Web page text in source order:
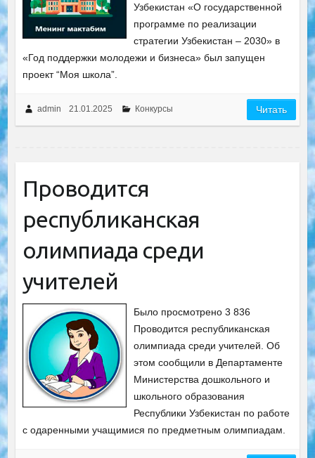
Узбекистан «О государственной
программе по реализации
стратегии Узбекистан – 2030» в
«Год поддержки молодежи и бизнеса» был запущен
проект “Моя школа”.
admin 21.01.2025 Конкурсы Читать
Проводится
республиканская
олимпиада среди
учителей
Было просмотрено 3 836
Проводится республиканская
олимпиада среди учителей. Об
этом сообщили в Департаменте
Министерства дошкольного и
школьного образования
Республики Узбекистан по работе
с одаренными учащимися по предметным олимпиадам.